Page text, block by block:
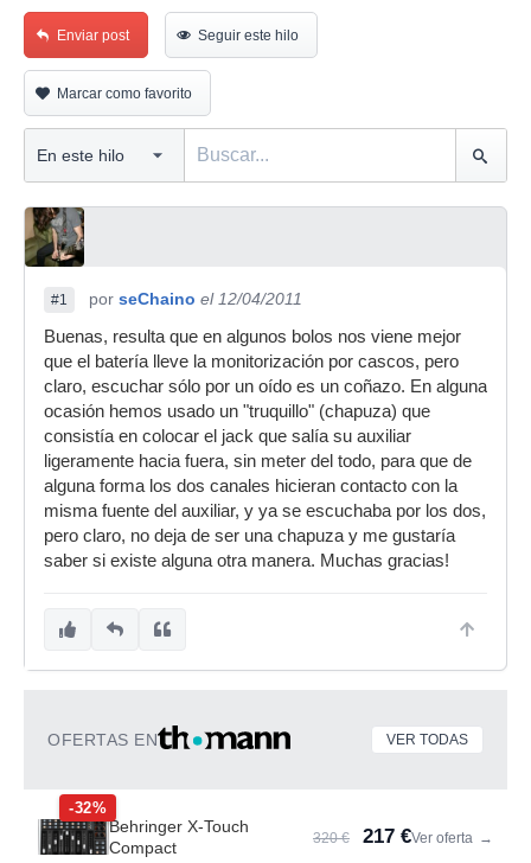
Enviar post Seguir este hilo
Marcar como favorito
#1 por seChaino el 12/04/2011
Buenas, resulta que en algunos bolos nos viene mejor
que el batería lleve la monitorización por cascos, pero
claro, escuchar sólo por un oído es un coñazo. En alguna
ocasión hemos usado un "truquillo" (chapuza) que
consistía en colocar el jack que salía su auxiliar
ligeramente hacia fuera, sin meter del todo, para que de
alguna forma los dos canales hicieran contacto con la
misma fuente del auxiliar, y ya se escuchaba por los dos,
pero claro, no deja de ser una chapuza y me gustaría
saber si existe alguna otra manera. Muchas gracias!
OFERTAS EN VER TODAS
-32%
Behringer X-Touch
Compact
320 € 217 €Ver oferta →